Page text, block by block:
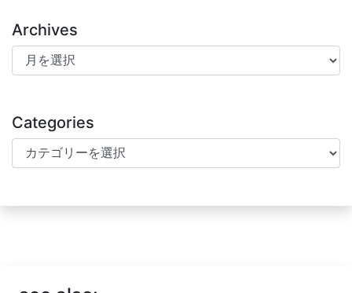
Archives
Archives
Categories
Categories